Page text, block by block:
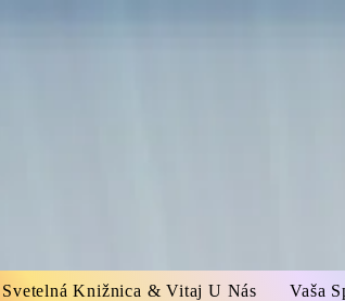
Svetelná Knižnica & Vitaj U Nás Vaša